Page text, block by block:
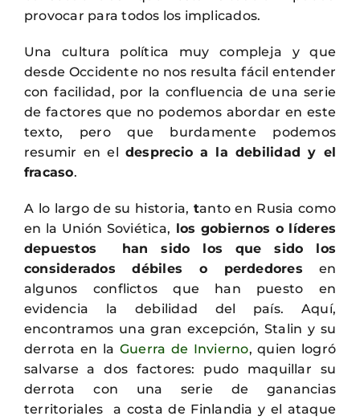
provocar para todos los implicados.
Una cultura política muy compleja y que
desde Occidente no nos resulta fácil entender
con facilidad, por la confluencia de una serie
de factores que no podemos abordar en este
texto, pero que burdamente podemos
resumir en el desprecio a la debilidad y el
fracaso.
A lo largo de su historia, tanto en Rusia como
en la Unión Soviética, los gobiernos o líderes
depuestos han sido los que sido los
considerados débiles o perdedores en
algunos conflictos que han puesto en
evidencia la debilidad del país. Aquí,
encontramos una gran excepción, Stalin y su
derrota en la Guerra de Invierno, quien logró
salvarse a dos factores: pudo maquillar su
derrota con una serie de ganancias
territoriales a costa de Finlandia y el ataque